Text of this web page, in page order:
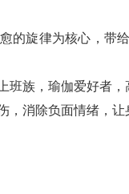
的旋律为核心，带
族，瑜伽爱好者，
消除负面情绪，让